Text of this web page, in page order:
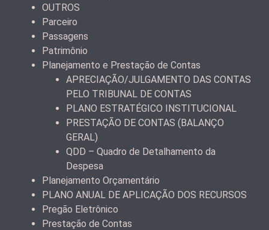
OUTROS
Parceiro
Passagens
Patrimônio
Planejamento e Prestação de Contas
APRECIAÇÃO/JULGAMENTO DAS CONTAS
PELO TRIBUNAL DE CONTAS
PLANO ESTRATÉGICO INSTITUCIONAL
PRESTAÇÃO DE CONTAS (BALANÇO
GERAL)
QDD – Quadro de Detalhamento da
Despesa
Planejamento Orçamentário
PLANO ANUAL DE APLICAÇÃO DOS RECURSOS
Pregão Eletrônico
Prestação de Contas